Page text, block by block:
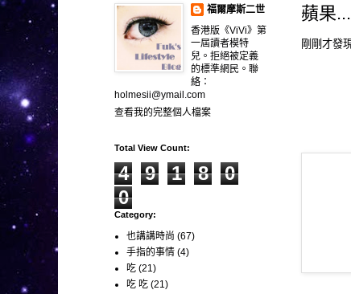
蘋果
剛剛才發
福爾摩斯二世
香港版《ViVi》第
一屆讀者模特
兒。拒絕被定義
的標準網民。聯
絡：
holmesii@ymail.com
查看我的完整個人檔案
Total View Count:
4 9 1 8
0
0
Category:
也講講時尚 (67)
手指的事情 (4)
吃 (21)
吃 吃 (21)